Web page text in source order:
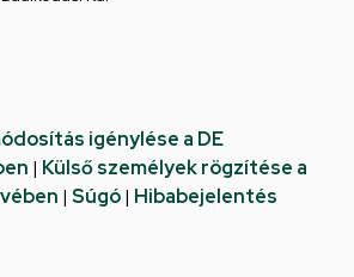
igénylése a DE
| Külső személyek rögzítése a
| Súgó| Hibabejelentés